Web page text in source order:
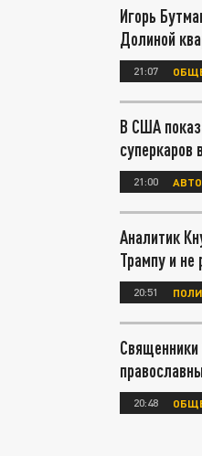
Игорь
Долиной
21:07
В США
суперкаров
21:00 АВТО
Аналитик
Трампу и
20:51
Священники
20:48